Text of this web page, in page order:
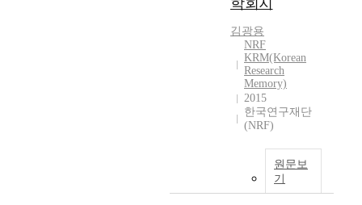
학회지
김광용
NRF
KRM(Korean
Research
Memory)
2015
한국연구재단
(NRF)
원문보
기